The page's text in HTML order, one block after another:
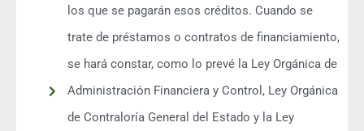
los que se pagarán esos créditos. Cuando se
trate de préstamos o contratos de financiamiento,
se hará constar, como lo prevé la Ley Orgánica de
Administración Financiera y Control, Ley Orgánica
de Contraloría General del Estado y la Ley